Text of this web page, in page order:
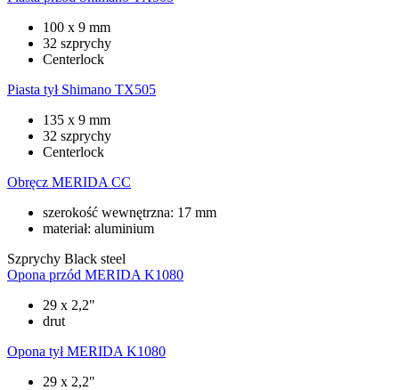
100 x 9 mm
32 szprychy
Centerlock
Piasta tył Shimano TX505
135 x 9 mm
32 szprychy
Centerlock
Obręcz MERIDA CC
szerokość wewnętrzna: 17 mm
materiał: aluminium
Szprychy Black steel
Opona przód MERIDA K1080
29 x 2,2"
drut
Opona tył MERIDA K1080
29 x 2,2"